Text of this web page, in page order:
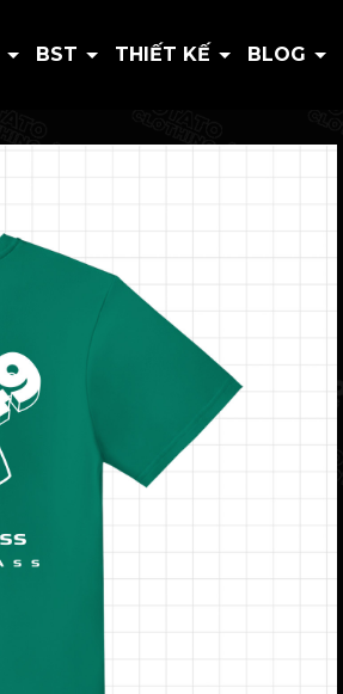
BST THIẾT KẾ BLOG